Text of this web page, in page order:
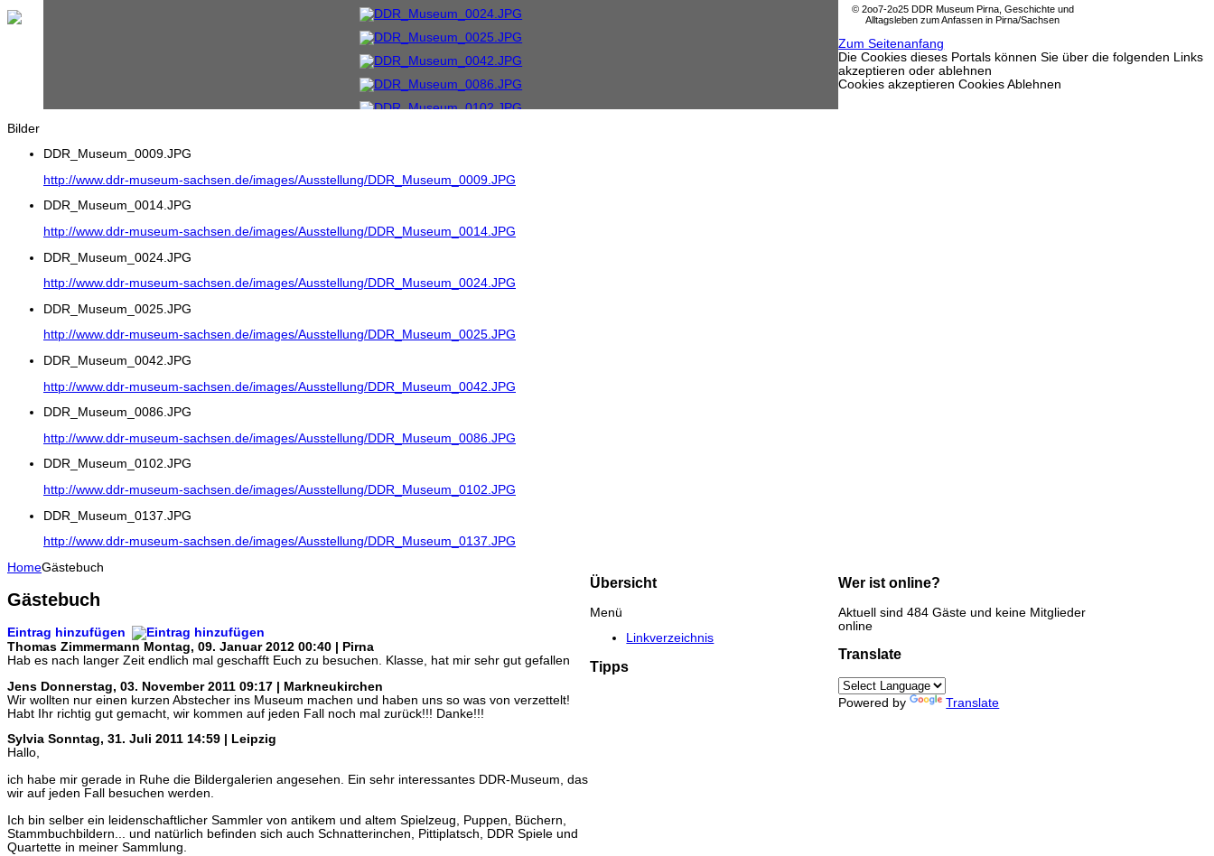
Bilder
DDR_Museum_0009.JPG
http://www.ddr-museum-sachsen.de/images/Ausstellung/DDR_Museum_0009.JPG
DDR_Museum_0014.JPG
http://www.ddr-museum-sachsen.de/images/Ausstellung/DDR_Museum_0014.JPG
DDR_Museum_0024.JPG
http://www.ddr-museum-sachsen.de/images/Ausstellung/DDR_Museum_0024.JPG
DDR_Museum_0025.JPG
http://www.ddr-museum-sachsen.de/images/Ausstellung/DDR_Museum_0025.JPG
DDR_Museum_0042.JPG
http://www.ddr-museum-sachsen.de/images/Ausstellung/DDR_Museum_0042.JPG
DDR_Museum_0086.JPG
http://www.ddr-museum-sachsen.de/images/Ausstellung/DDR_Museum_0086.JPG
DDR_Museum_0102.JPG
http://www.ddr-museum-sachsen.de/images/Ausstellung/DDR_Museum_0102.JPG
DDR_Museum_0137.JPG
http://www.ddr-museum-sachsen.de/images/Ausstellung/DDR_Museum_0137.JPG
HomeGästebuch
Gästebuch
Eintrag hinzufügen
Thomas Zimmermann Montag, 09. Januar 2012 00:40 | Pirna
Hab es nach langer Zeit endlich mal geschafft Euch zu besuchen. Klasse, hat mir sehr gut gefallen
Jens Donnerstag, 03. November 2011 09:17 | Markneukirchen
Wir wollten nur einen kurzen Abstecher ins Museum machen und haben uns so was von verzettelt!
Habt Ihr richtig gut gemacht, wir kommen auf jeden Fall noch mal zurück!!! Danke!!!
Sylvia Sonntag, 31. Juli 2011 14:59 | Leipzig
Hallo,
ich habe mir gerade in Ruhe die Bildergalerien angesehen. Ein sehr interessantes DDR-Museum, das
wir auf jeden Fall besuchen werden.
Ich bin selber ein leidenschaftlicher Sammler von antikem und altem Spielzeug, Puppen, Büchern,
Stammbuchbildern... und natürlich befinden sich auch Schnatterinchen, Pittiplatsch, DDR Spiele und
Quartette in meiner Sammlung.
Übersicht
Menü
Linkverzeichnis
Tipps
Wer ist online?
Aktuell sind 484 Gäste und keine Mitglieder
online
Translate
Powered by Translate
© 2oo7-2o25 DDR Museum Pirna, Geschichte und
Alltagsleben zum Anfassen in Pirna/Sachsen
Zum Seitenanfang
Die Cookies dieses Portals können Sie über die folgenden Links
akzeptieren oder ablehnen
Cookies akzeptieren Cookies Ablehnen